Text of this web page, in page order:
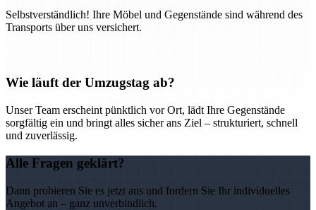
Selbstverständlich! Ihre Möbel und Gegenstände sind während des
Transports über uns versichert.
Wie läuft der Umzugstag ab?
Unser Team erscheint pünktlich vor Ort, lädt Ihre Gegenstände
sorgfältig ein und bringt alles sicher ans Ziel – strukturiert, schnell
und zuverlässig.
Alle Fragen geklärt?
Dann probieren Sie es jetzt aus und fordern Sie Ihr individuelles
Angebot an – ganz unverbindlich.